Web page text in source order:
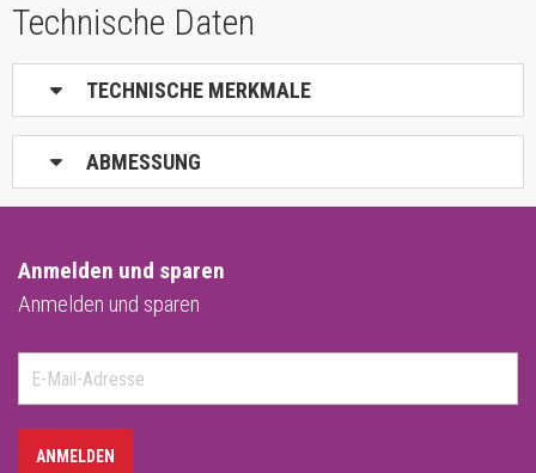
Technische Daten
TECHNISCHE MERKMALE
ABMESSUNG
Anmelden und sparen
Anmelden und sparen
ANMELDEN